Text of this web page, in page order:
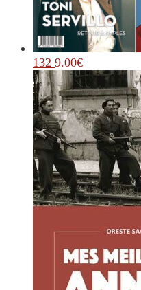
132 9.00€